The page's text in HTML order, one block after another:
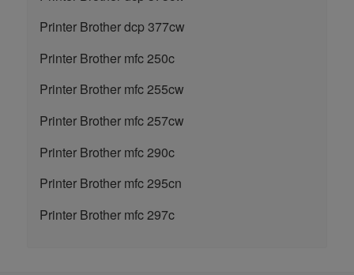
Printer Brother dcp 377cw
Printer Brother mfc 250c
Printer Brother mfc 255cw
Printer Brother mfc 257cw
Printer Brother mfc 290c
Printer Brother mfc 295cn
Printer Brother mfc 297c